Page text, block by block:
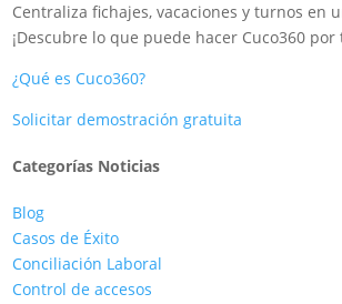
Centraliza fichajes, vacaciones y turnos en
¡Descubre lo que puede hacer Cuco360 por
¿Qué es Cuco360?
Solicitar demostración gratuita
Categorías Noticias
Blog
Casos de Éxito
Conciliación Laboral
Control de accesos